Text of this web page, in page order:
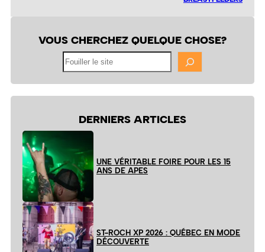
VOUS CHERCHEZ QUELQUE CHOSE?
DERNIERS ARTICLES
UNE VÉRITABLE FOIRE POUR LES 15
ANS DE APES
ST-ROCH XP 2026 : QUÉBEC EN MODE
DÉCOUVERTE